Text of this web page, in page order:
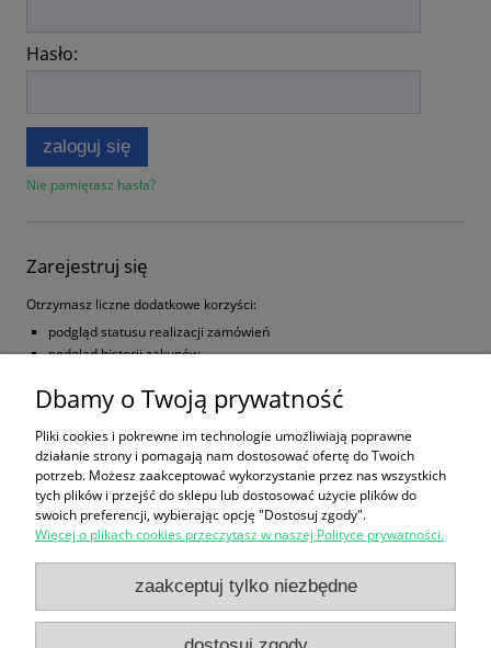
Hasło:
zaloguj się
Nie pamiętasz hasła?
Zarejestruj się
Otrzymasz liczne dodatkowe korzyści:
podgląd statusu realizacji zamówień
podgląd historii zakupów
zakupach
możliwość otrzymania rabatów i kuponów promocyjnych
zarejestruj się
Zakupy
Pomoc
Dbamy o Twoją prywatność
Pliki cookies i pokrewne im technologie umożliwiają poprawne
działanie strony i pomagają nam dostosować ofertę do Twoich
potrzeb. Możesz zaakceptować wykorzystanie przez nas wszystkich
tych plików i przejść do sklepu lub dostosować użycie plików do
swoich preferencji, wybierając opcję "Dostosuj zgody".
Więcej o plikach cookies przeczytasz w naszej Polityce prywatności.
zaakceptuj tylko niezbędne